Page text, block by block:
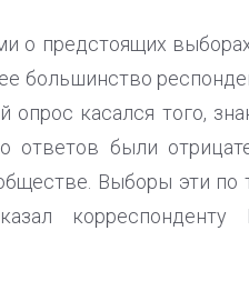
о предстоящих
большинство
опрос касался того,
ответов были
Выборы эти
корреспонденту